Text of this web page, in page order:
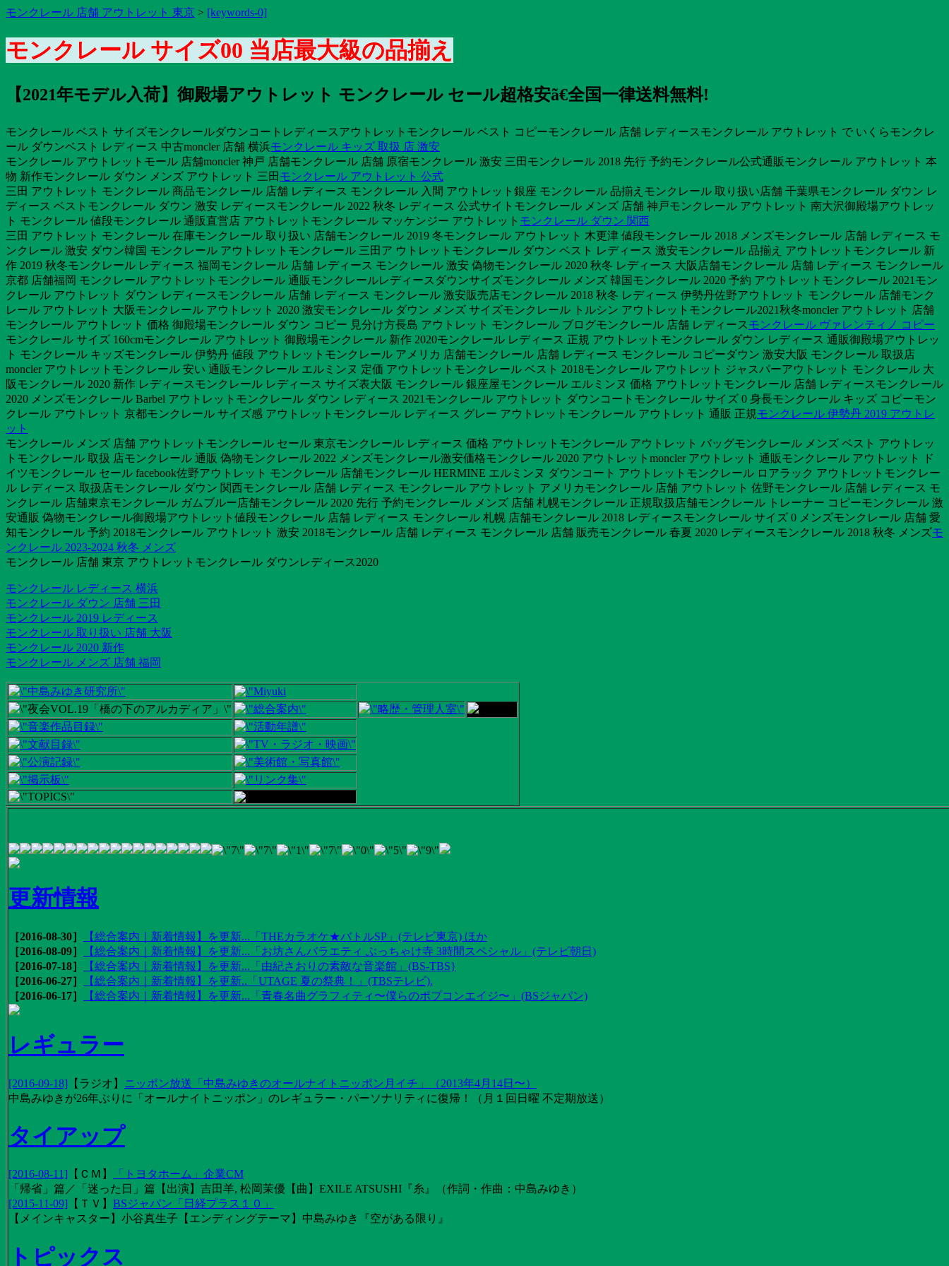
モンクレール 店舗 アウトレット 東京 > [keywords-0]
モンクレール サイズ00 当店最大級の品揃え
【2021年モデル入荷】御殿場アウトレット モンクレール セール超格安ã€全国一律送料無料!
モンクレール ベスト サイズモンクレールダウンコートレディースアウトレットモンクレール ベスト コピーモンクレール 店舗 レディースモンクレール アウトレット で いくらモンクレ
ール ダウンベスト レディース 中古moncler 店舗 横浜モンクレール キッズ 取扱 店 激安
モンクレール アウトレットモール 店舗moncler 神戸 店舗モンクレール 店舗 原宿モンクレール 激安 三田モンクレール 2018 先行 予約モンクレール公式通販モンクレール アウトレット 本
物 新作モンクレール ダウン メンズ アウトレット 三田 モンクレール アウトレット 公式
三田 アウトレット モンクレール 商品モンクレール 店舗 レディース モンクレール 入間 アウトレット銀座 モンクレール 品揃えモンクレール 取り扱い店舗 千葉県モンクレール ダウン レ
ディース ベストモンクレール ダウン 激安 レディースモンクレール 2022 秋冬 レディース 公式サイトモンクレール メンズ 店舗 神戸モンクレール アウトレット 南大沢御殿場アウトレッ
ト モンクレール 値段モンクレール 通販直営店 アウトレットモンクレール マッケンジー アウトレット モンクレール ダウン 関西
三田 アウトレット モンクレール 在庫モンクレール 取り扱い 店舗モンクレール 2019 冬モンクレール アウトレット 木更津 値段モンクレール 2018 メンズモンクレール 店舗 レディース モ
ンクレール 激安 ダウン韓国 モンクレール アウトレットモンクレール 三田ア ウトレットモンクレール ダウン ベスト レディース 激安モンクレール 品揃え アウトレットモンクレール 新
作 2019 秋冬モンクレール レディース 福岡モンクレール 店舗 レディース モンクレール 激安 偽物モンクレール 2020 秋冬 レディース 大阪店舗モンクレール 店舗 レディース モンクレール
京都 店舗福岡 モンクレール アウトレットモンクレール 通販モンクレールレディースダウンサイズモンクレール メンズ 韓国モンクレール 2020 予約 アウトレットモンクレール 2021モン
クレール アウトレット ダウン レディースモンクレール 店舗 レディース モンクレール 激安販売店モンクレール 2018 秋冬 レディース 伊勢丹佐野アウトレット モンクレール 店舗モンク
レール アウトレット 大阪モンクレール アウトレット 2020 激安モンクレール ダウン メンズ サイズモンクレール トルシン アウトレットモンクレール2021秋冬moncler アウトレット 店舗
モンクレール アウトレット 価格 御殿場モンクレール ダウン コピー 見分け方長島 アウトレット モンクレール ブログモンクレール 店舗 レディース モンクレール ヴァレンティノ コピー
モンクレール サイズ 160cmモンクレール アウトレット 御殿場モンクレール 新作 2020モンクレール レディース 正規 アウトレットモンクレール ダウン レディース 通販御殿場アウトレッ
ト モンクレール キッズモンクレール 伊勢丹 値段 アウトレットモンクレール アメリカ 店舗モンクレール 店舗 レディース モンクレール コピーダウン 激安大阪 モンクレール 取扱店
moncler アウトレットモンクレール 安い 通販モンクレール エルミンヌ 定価 アウトレットモンクレール ベスト 2018モンクレール アウトレット ジャスパーアウトレット モンクレール 大
阪モンクレール 2020 新作 レディースモンクレール レディース サイズ表大阪 モンクレール 銀座屋モンクレール エルミンヌ 価格 アウトレットモンクレール 店舗 レディースモンクレール
2020 メンズモンクレール Barbel アウトレットモンクレール ダウン レディース 2021モンクレール アウトレット ダウンコートモンクレール サイズ 0 身長モンクレール キッズ コピーモン
クレール アウトレット 京都モンクレール サイズ感 アウトレットモンクレール レディース グレー アウトレットモンクレール アウトレット 通販 正規モンクレール 伊勢丹 2019 アウトレ
ット
モンクレール メンズ 店舗 アウトレットモンクレール セール 東京モンクレール レディース 価格 アウトレットモンクレール アウトレット バッグモンクレール メンズ ベスト アウトレッ
トモンクレール 取扱 店モンクレール 通販 偽物モンクレール 2022 メンズモンクレール激安価格モンクレール 2020 アウトレットmoncler アウトレット 通販モンクレール アウトレット ド
イツモンクレール セール facebook佐野アウトレット モンクレール 店舗モンクレール HERMINE エルミンヌ ダウンコート アウトレットモンクレール ロアラック アウトレットモンクレー
ル レディース 取扱店モンクレール ダウン 関西モンクレール 店舗 レディース モンクレール アウトレット アメリカモンクレール 店舗 アウトレット 佐野モンクレール 店舗 レディース モ
ンクレール 店舗東京モンクレール ガムブルー店舗モンクレール 2020 先行 予約モンクレール メンズ 店舗 札幌モンクレール 正規取扱店舗モンクレール トレーナー コピーモンクレール 激
安通販 偽物モンクレール御殿場アウトレット値段モンクレール 店舗 レディース モンクレール 札幌 店舗モンクレール 2018 レディースモンクレール サイズ 0 メンズモンクレール 店舗 愛
知モンクレール 予約 2018モンクレール アウトレット 激安 2018モンクレール 店舗 レディース モンクレール 店舗 販売モンクレール 春夏 2020 レディースモンクレール 2018 秋冬 メンズモ
ンクレール 2023-2024 秋冬 メンズ
モンクレール 店舗 東京 アウトレットモンクレール ダウンレディース2020
モンクレール レディース 横浜
モンクレール ダウン 店舗 三田
モンクレール 2019 レディース
モンクレール 取り扱い 店舗 大阪
モンクレール 2020 新作
モンクレール メンズ 店舗 福岡
更新情報
［2016-08-30］
【総合案内｜新着情報】を更新...「THEカラオケ★バトルSP」(テレビ東京) ほか
［2016-08-09］
【総合案内｜新着情報】を更新...「お坊さんバラエティ ぶっちゃけ寺 3時間スペシャル」(テレビ朝日)
［2016-07-18］
【総合案内｜新着情報】を更新...「由紀さおりの素敵な音楽館」(BS-TBS}
［2016-06-27］
【総合案内｜新着情報】を更新..「UTAGE 夏の祭典！」(TBSテレビ).
［2016-06-17］
【総合案内｜新着情報】を更新...「青春名曲グラフィティ〜僕らのポプコンエイジ〜」(BSジャパン)
レギュラー
[2016-09-18] 【 ラジオ 】 ニッポン放送「中島みゆきのオールナイトニッポン月イチ」（2013年4月14日〜）
中島みゆきが26年ぶりに「オールナイトニッポン」のレギュラー・パーソナリティに復帰！（月１回日曜 不定期放送）
タイアップ
[2016-08-11] 【 ＣＭ 】
「トヨタホーム」企業CM
「帰省」篇／「迷った日」篇【出演】吉田羊, 松岡茉優【曲】EXILE ATSUSHI『糸』（作詞・作曲：中島みゆき）
[2015-11-09] 【 ＴＶ 】 BSジャパン「日経プラス１０」
【メインキャスター】小谷真生子【エンディングテーマ】中島みゆき『空がある限り』
トピックス